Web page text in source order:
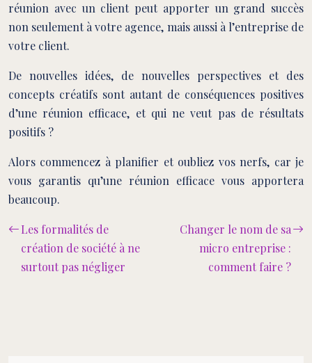
réunion avec un client peut apporter un grand succès
non seulement à votre agence, mais aussi à l’entreprise de
votre client.
De nouvelles idées, de nouvelles perspectives et des
concepts créatifs sont autant de conséquences positives
d’une réunion efficace, et qui ne veut pas de résultats
positifs ?
Alors commencez à planifier et oubliez vos nerfs, car je
vous garantis qu’une réunion efficace vous apportera
beaucoup.
Les formalités de
création de société à ne
surtout pas négliger
Changer le nom de sa
micro entreprise :
comment faire ?